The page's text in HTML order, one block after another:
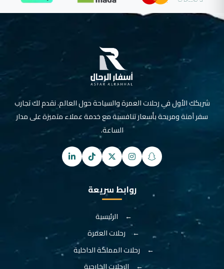
شريكك الأول في رحلات العمرة والسياحة حول العالم. نقدم لك تجارب
سفر آمنة ومريحة بأسعار تنافسية مع خدمة عملاء متميزة على مدار
الساعة.
روابط سريعة
الرئيسية
رحلات العمرة
رحلات المملكة الداخلية